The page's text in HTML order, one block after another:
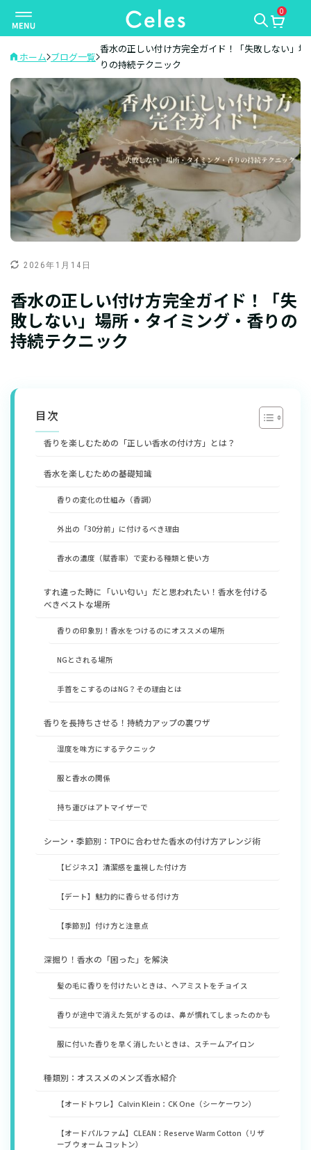
ナ
ビ
ー
シ
ョ
ン
を
り
替
え
0
ホーム ブログ一覧
香水の正しい付け方完全ガイド！「失敗しない」
りの持続テクニック
2026年1月14日
香水の正しい付け方完全ガイド！「失
敗しない」場所・タイミング・香りの
持続テクニック
目次
香りを楽しむための「正しい香水の付け方」とは？
香水を楽しむための基礎知識
​香りの変化の仕組み（香調）
外出の「30分前」に付けるべき理由
香水の濃度（賦香率）で変わる種類と使い方
すれ違った時に「いい匂い」だと思われたい！香水を付ける
べきベストな場所
香りの印象別！香水をつけるのにオススメの場所
NGとされる場所
手首をこするのはNG？その理由とは
香りを長持ちさせる！持続力アップの裏ワザ
​湿度を味方にするテクニック
​服と香水の関係
持ち運びはアトマイザーで
シーン・季節別：TPOに合わせた香水の付け方アレンジ術
​【ビジネス】清潔感を重視した付け方
​【デート】魅力的に香らせる付け方
​【季節別】付け方と注意点
深掘り！香水の「困った」を解決
​髪の毛に香りを付けたいときは、ヘアミストをチョイス
​香りが途中で消えた気がするのは、鼻が慣れてしまったのかも
​​服に付いた香りを早く消したいときは、スチームアイロン
種類別：オススメのメンズ香水紹介
​【オードトワレ】Calvin Klein：CK One（シーケーワン）
​【オードパルファム】CLEAN：Reserve Warm Cotton（リザ
ーブ ウォーム コットン）